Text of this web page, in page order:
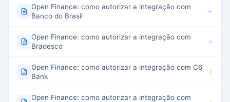
Open Finance: como autorizar a integração com
Banco do Brasil
Open Finance: como autorizar a integração com
Bradesco
Open Finance: como autorizar a integração com C6
Bank
Open Finance: como autorizar a integração com